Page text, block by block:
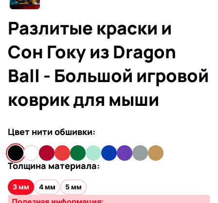
Разлитые краски и
Сон Гоку из Dragon
Ball - Большой игровой
коврик для мыши
Цвет нити обшивки:
Толщина материала:
3 мм 4 мм 5 мм